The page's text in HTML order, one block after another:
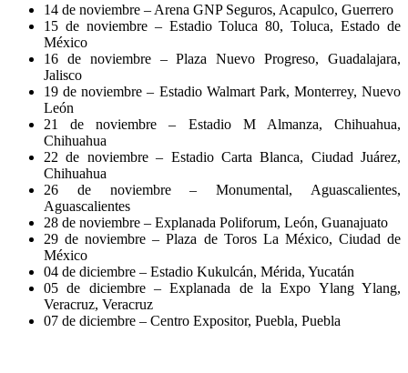
14 de noviembre – Arena GNP Seguros, Acapulco, Guerrero
15 de noviembre – Estadio Toluca 80, Toluca, Estado de
México
16 de noviembre – Plaza Nuevo Progreso, Guadalajara,
Jalisco
19 de noviembre – Estadio Walmart Park, Monterrey, Nuevo
León
21 de noviembre – Estadio M Almanza, Chihuahua,
Chihuahua
22 de noviembre – Estadio Carta Blanca, Ciudad Juárez,
Chihuahua
26 de noviembre – Monumental, Aguascalientes,
Aguascalientes
28 de noviembre – Explanada Poliforum, León, Guanajuato
29 de noviembre – Plaza de Toros La México, Ciudad de
México
04 de diciembre – Estadio Kukulcán, Mérida, Yucatán
05 de diciembre – Explanada de la Expo Ylang Ylang,
Veracruz, Veracruz
07 de diciembre – Centro Expositor, Puebla, Puebla